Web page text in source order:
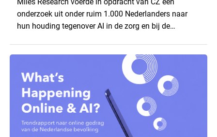
onderzoek uit onder ruim 1.000 Nederlanders naar
hun houding tegenover AI in de zorg en bij de
toepassingen, en waar trekken zij een grens? Dit
artikel is aangeleverd door kennispartner Miles
Research. ▼ De uitkomsten zijn…